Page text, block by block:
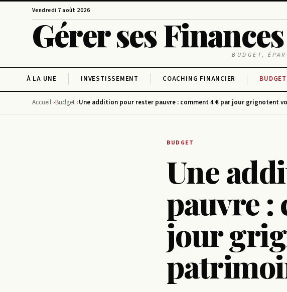
Vendredi 7 août 2026
Gérer ses Finances
BUDGET,
À LA UNE INVESTISSEMENT COACHING FINANCIER BUDGET
Accueil Budget Une addition pour rester pauvre : comment 4 € par jour grignotent
BUDGET
Une
pauvre :
jour